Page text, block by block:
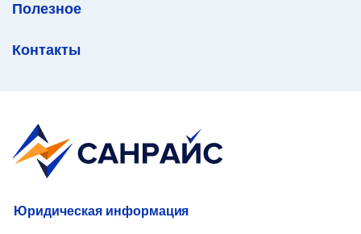
Полезное
Контакты
Юридическая информация